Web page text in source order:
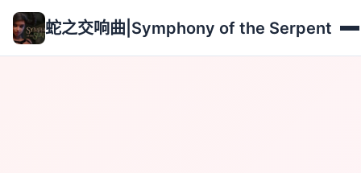
蛇之交响曲|Symphony of the Serpent